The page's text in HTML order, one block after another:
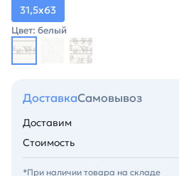
31,5х63
Цвет: белый
ДоставкаСамовывоз
Доставим
Стоимость
*При наличии товара на складе